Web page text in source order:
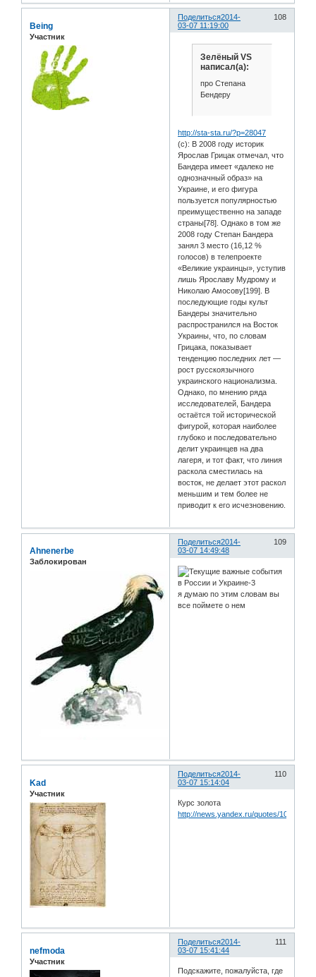
Поделиться 108
2014-
03-07 11:19:00
Being
Участник
Зелёный VS
написал(а):
про Степана
Бендеру
http://sta-sta.ru/?p=28047
(с): В 2008 году историк
Ярослав Грицак отмечал, что
Бандера имеет «далеко не
однозначный образ» на
Украине, и его фигура
пользуется популярностью
преимущественно на западе
страны[78]. Однако в том же
2008 году Степан Бандера
занял 3 место (16,12 %
голосов) в телепроекте
«Великие украинцы», уступив
лишь Ярославу Мудрому и
Николаю Амосову[199]. В
последующие годы культ
Бандеры значительно
распространился на Восток
Украины, что, по словам
Грицака, показывает
тенденцию последних лет —
рост русскоязычного
украинского национализма.
Однако, по мнению ряда
исследователей, Бандера
остаётся той исторической
фигурой, которая наиболее
глубоко и последовательно
делит украинцев на два
лагеря, и тот факт, что линия
раскола сместилась на
восток, не делает этот раскол
меньшим и тем более не
приводит к его исчезновению.
Поделиться 109
2014-
03-07 14:49:48
Ahnenerbe
Заблокирован
я думаю по этим словам вы
все поймете о нем
Поделиться 110
2014-
03-07 15:14:04
Kad
Участник
Курс золота
http://news.yandex.ru/quotes/10.html
Поделиться 111
2014-
03-07 15:41:44
nefmoda
Участник
Подскажите, пожалуйста, где